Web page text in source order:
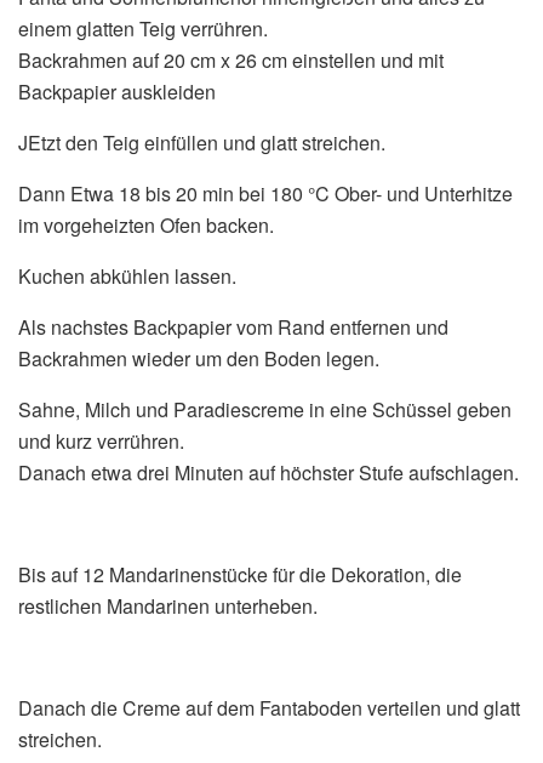
einem glatten Teig verrühren.
Backrahmen auf 20 cm x 26 cm einstellen und mit
Backpapier auskleiden
JEtzt den Teig einfüllen und glatt streichen.
Dann Etwa 18 bis 20 min bei 180 °C Ober- und Unterhitze
im vorgeheizten Ofen backen.
Kuchen abkühlen lassen.
Als nachstes Backpapier vom Rand entfernen und
Backrahmen wieder um den Boden legen.
Sahne, Milch und Paradiescreme in eine Schüssel geben
und kurz verrühren.
Danach etwa drei Minuten auf höchster Stufe aufschlagen.
Bis auf 12 Mandarinenstücke für die Dekoration, die
restlichen Mandarinen unterheben.
Danach die Creme auf dem Fantaboden verteilen und glatt
streichen.